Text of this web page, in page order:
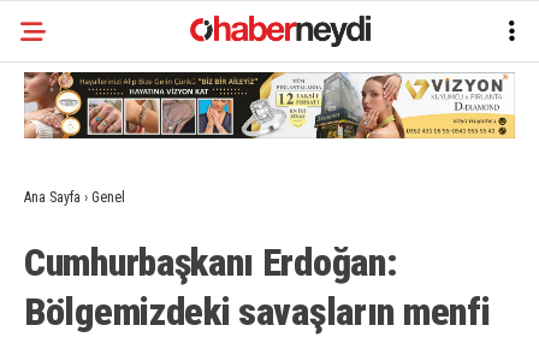
Ana Sayfa › Genel
Cumhurbaşkanı Erdoğan:
Bölgemizdeki savaşların menfi